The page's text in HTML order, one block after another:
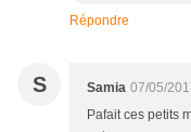
Répondre
S Samia 07/05/
Pafait ces petits